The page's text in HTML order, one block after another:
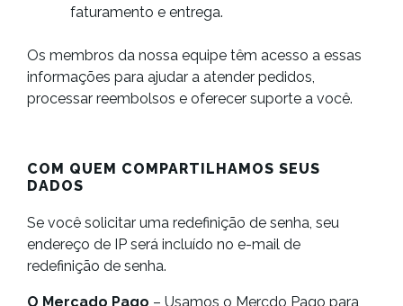
faturamento e entrega.
Os membros da nossa equipe têm acesso a essas
informações para ajudar a atender pedidos,
processar reembolsos e oferecer suporte a você.
COM QUEM COMPARTILHAMOS SEUS
DADOS
Se você solicitar uma redefinição de senha, seu
endereço de IP será incluído no e-mail de
redefinição de senha.
O Mercado Pago – Usamos o Mercdo Pago para